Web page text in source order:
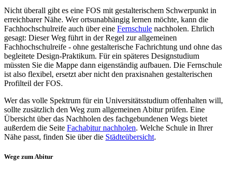
Nicht überall gibt es eine FOS mit gestalterischem Schwerpunkt in
erreichbarer Nähe. Wer ortsunabhängig lernen möchte, kann die
Fachhochschulreife auch über eine Fernschule nachholen. Ehrlich
gesagt: Dieser Weg führt in der Regel zur allgemeinen
Fachhochschulreife - ohne gestalterische Fachrichtung und ohne das
begleitete Design-Praktikum. Für ein späteres Designstudium
müssten Sie die Mappe dann eigenständig aufbauen. Die Fernschule
ist also flexibel, ersetzt aber nicht den praxisnahen gestalterischen
Profilteil der FOS.
Wer das volle Spektrum für ein Universitätsstudium offenhalten will,
sollte zusätzlich den Weg zum allgemeinen Abitur prüfen. Eine
Übersicht über das Nachholen des fachgebundenen Wegs bietet
außerdem die Seite Fachabitur nachholen. Welche Schule in Ihrer
Nähe passt, finden Sie über die Städteübersicht.
Wege zum Abitur